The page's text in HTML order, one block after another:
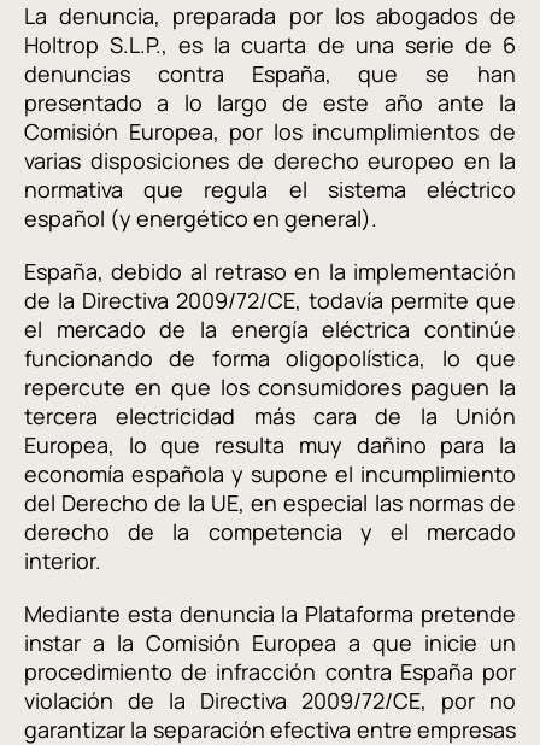
La denuncia, preparada por los abogados de
Holtrop S.L.P., es la cuarta de una serie de 6
denuncias contra España, que se han
presentado a lo largo de este año ante la
Comisión Europea, por los incumplimientos de
varias disposiciones de derecho europeo en la
normativa que regula el sistema eléctrico
español (y energético en general).
España, debido al retraso en la implementación
de la Directiva 2009/72/CE, todavía permite que
el mercado de la energía eléctrica continúe
funcionando de forma oligopolística, lo que
repercute en que los consumidores paguen la
tercera electricidad más cara de la Unión
Europea, lo que resulta muy dañino para la
economía española y supone el incumplimiento
del Derecho de la UE, en especial las normas de
derecho de la competencia y el mercado
interior.
Mediante esta denuncia la Plataforma pretende
instar a la Comisión Europea a que inicie un
procedimiento de infracción contra España por
violación de la Directiva 2009/72/CE, por no
garantizar la separación efectiva entre empresas